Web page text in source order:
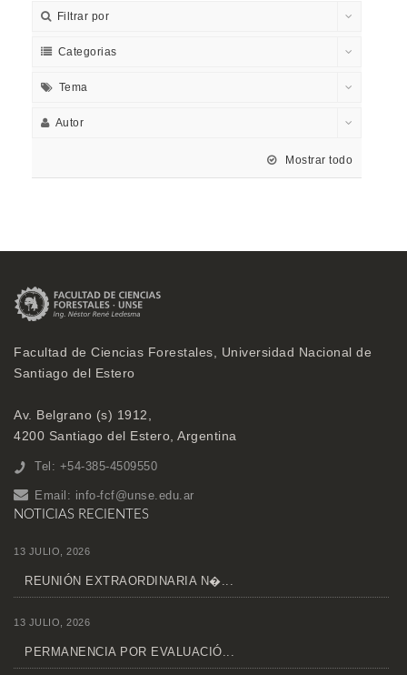
Filtrar por
Categorias
Tema
Autor
Mostrar todo
Facultad de Ciencias Forestales, Universidad Nacional de
Santiago del Estero
Av. Belgrano (s) 1912,
4200 Santiago del Estero, Argentina
Tel: +54-385-4509550
Email: info-fcf@unse.edu.ar
NOTICIAS RECIENTES
13 JULIO, 2026
REUNIÓN EXTRAORDINARIA N�...
13 JULIO, 2026
PERMANENCIA POR EVALUACIÓ...